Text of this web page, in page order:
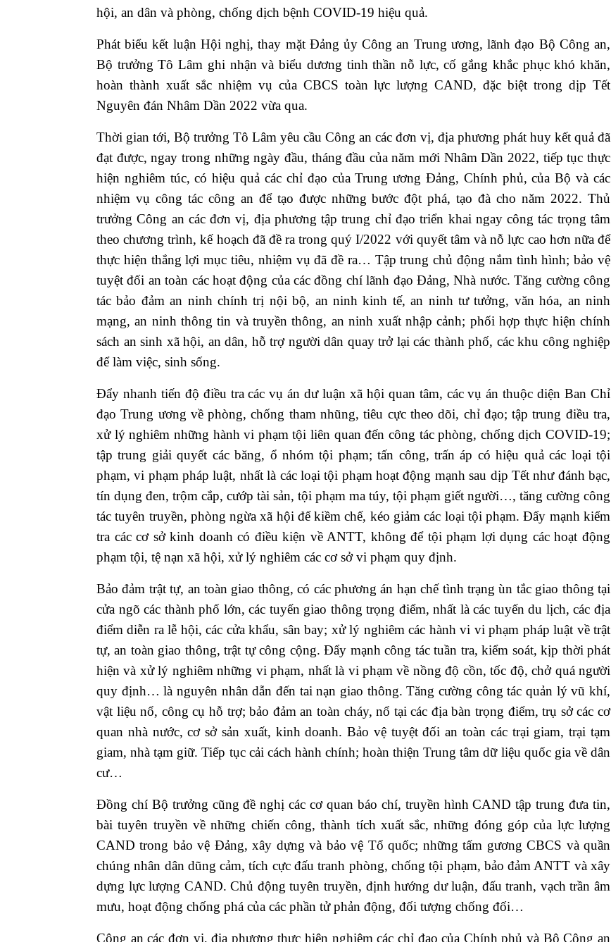
hội, an dân và phòng, chống dịch bệnh COVID-19 hiệu quả.
Phát biểu kết luận Hội nghị, thay mặt Đảng ủy Công an Trung ương, lãnh đạo Bộ Công an,
Bộ trưởng Tô Lâm ghi nhận và biểu dương tinh thần nỗ lực, cố gắng khắc phục khó khăn,
hoàn thành xuất sắc nhiệm vụ của CBCS toàn lực lượng CAND, đặc biệt trong dịp Tết
Nguyên đán Nhâm Dần 2022 vừa qua.
Thời gian tới, Bộ trưởng Tô Lâm yêu cầu Công an các đơn vị, địa phương phát huy kết quả đã
đạt được, ngay trong những ngày đầu, tháng đầu của năm mới Nhâm Dần 2022, tiếp tục thực
hiện nghiêm túc, có hiệu quả các chỉ đạo của Trung ương Đảng, Chính phủ, của Bộ và các
nhiệm vụ công tác công an để tạo được những bước đột phá, tạo đà cho năm 2022. Thủ
trưởng Công an các đơn vị, địa phương tập trung chỉ đạo triển khai ngay công tác trọng tâm
theo chương trình, kế hoạch đã đề ra trong quý I/2022 với quyết tâm và nỗ lực cao hơn nữa để
thực hiện thắng lợi mục tiêu, nhiệm vụ đã đề ra… Tập trung chủ động nắm tình hình; bảo vệ
tuyệt đối an toàn các hoạt động của các đồng chí lãnh đạo Đảng, Nhà nước. Tăng cường công
tác bảo đảm an ninh chính trị nội bộ, an ninh kinh tế, an ninh tư tưởng, văn hóa, an ninh
mạng, an ninh thông tin và truyền thông, an ninh xuất nhập cảnh; phối hợp thực hiện chính
sách an sinh xã hội, an dân, hỗ trợ người dân quay trở lại các thành phố, các khu công nghiệp
để làm việc, sinh sống.
Đẩy nhanh tiến độ điều tra các vụ án dư luận xã hội quan tâm, các vụ án thuộc diện Ban Chỉ
đạo Trung ương về phòng, chống tham nhũng, tiêu cực theo dõi, chỉ đạo; tập trung điều tra,
xử lý nghiêm những hành vi phạm tội liên quan đến công tác phòng, chống dịch COVID-19;
tập trung giải quyết các băng, ổ nhóm tội phạm; tấn công, trấn áp có hiệu quả các loại tội
phạm, vi phạm pháp luật, nhất là các loại tội phạm hoạt động mạnh sau dịp Tết như đánh bạc,
tín dụng đen, trộm cắp, cướp tài sản, tội phạm ma túy, tội phạm giết người…, tăng cường công
tác tuyên truyền, phòng ngừa xã hội để kiềm chế, kéo giảm các loại tội phạm. Đẩy mạnh kiểm
tra các cơ sở kinh doanh có điều kiện về ANTT, không để tội phạm lợi dụng các hoạt động
phạm tội, tệ nạn xã hội, xử lý nghiêm các cơ sở vi phạm quy định.
Bảo đảm trật tự, an toàn giao thông, có các phương án hạn chế tình trạng ùn tắc giao thông tại
cửa ngõ các thành phố lớn, các tuyến giao thông trọng điểm, nhất là các tuyến du lịch, các địa
điểm diễn ra lễ hội, các cửa khẩu, sân bay; xử lý nghiêm các hành vi vi phạm pháp luật về trật
tự, an toàn giao thông, trật tự công cộng. Đẩy mạnh công tác tuần tra, kiểm soát, kịp thời phát
hiện và xử lý nghiêm những vi phạm, nhất là vi phạm về nồng độ cồn, tốc độ, chở quá người
quy định… là nguyên nhân dẫn đến tai nạn giao thông. Tăng cường công tác quản lý vũ khí,
vật liệu nổ, công cụ hỗ trợ; bảo đảm an toàn cháy, nổ tại các địa bàn trọng điểm, trụ sở các cơ
quan nhà nước, cơ sở sản xuất, kinh doanh. Bảo vệ tuyệt đối an toàn các trại giam, trại tạm
giam, nhà tạm giữ. Tiếp tục cải cách hành chính; hoàn thiện Trung tâm dữ liệu quốc gia về dân
cư…
Đồng chí Bộ trưởng cũng đề nghị các cơ quan báo chí, truyền hình CAND tập trung đưa tin,
bài tuyên truyền về những chiến công, thành tích xuất sắc, những đóng góp của lực lượng
CAND trong bảo vệ Đảng, xây dựng và bảo vệ Tổ quốc; những tấm gương CBCS và quần
chúng nhân dân dũng cảm, tích cực đấu tranh phòng, chống tội phạm, bảo đảm ANTT và xây
dựng lực lượng CAND. Chủ động tuyên truyền, định hướng dư luận, đấu tranh, vạch trần âm
mưu, hoạt động chống phá của các phần tử phản động, đối tượng chống đối…
Công an các đơn vị, địa phương thực hiện nghiêm các chỉ đạo của Chính phủ và Bộ Công an